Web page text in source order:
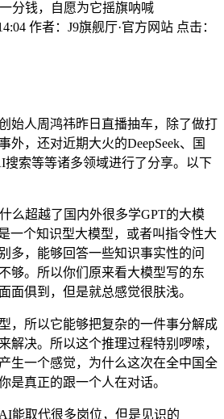
分钱，自愿为它摇旗呐喊
作者： J9旗舰厅·官方网站 点击：
人周鸿祎昨日直播抽车，除了做打
外，还对近期大火的DeepSeek、国
搜索等等诸多领域进行了分享。以下
超越了国内外很多学GPT的大模
一个知识型大模型，或者叫指令性大
多，能够回答一些知识事实性的问
够。所以你们原来看大模型写的东
面俱到，但是就总感觉很肤浅。
所以它能够把复杂的一件事分解成
解决。所以这个推理过程特别啰嗦，
生一个感觉，为什么这次在全中国全
是真正的跟一个人在对话。
取代很多岗位，但是见识的